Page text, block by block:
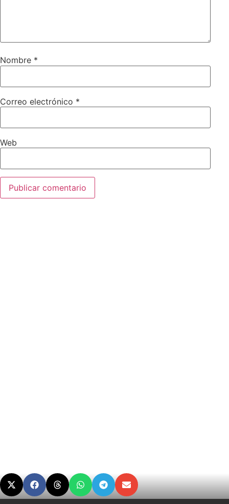
Nombre *
Correo electrónico *
Web